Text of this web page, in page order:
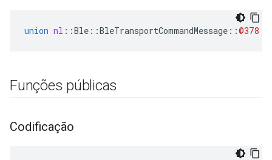
union nl ::Ble ::BleTransportCommandMessage ::@378
Funções públicas
Codificação